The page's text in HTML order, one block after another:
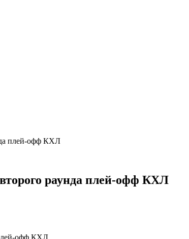
плей-офф КХЛ
раунда плей-офф КХЛ